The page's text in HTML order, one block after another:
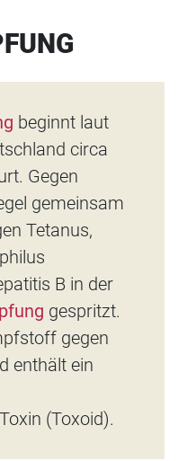
beginnt laut
circa
Gegen
gemeinsam
Tetanus,
B in der
gespritzt.
gegen
enthält ein
(Toxoid).